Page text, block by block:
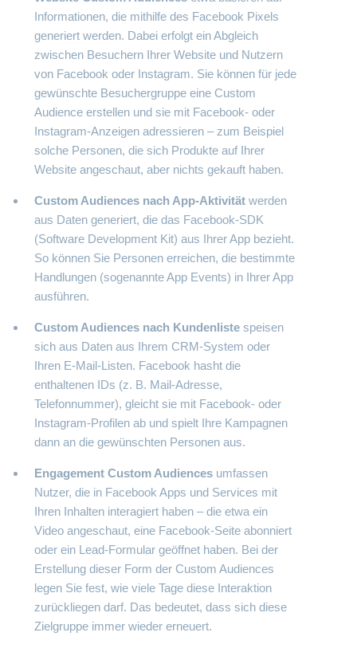
Informationen, die mithilfe des Facebook Pixels
generiert werden. Dabei erfolgt ein Abgleich
zwischen Besuchern Ihrer Website und Nutzern
von Facebook oder Instagram. Sie können für jede
gewünschte Besuchergruppe eine Custom
Audience erstellen und sie mit Facebook- oder
Instagram-Anzeigen adressieren – zum Beispiel
solche Personen, die sich Produkte auf Ihrer
Website angeschaut, aber nichts gekauft haben.
Custom Audiences nach App-Aktivität werden
aus Daten generiert, die das Facebook-SDK
(Software Development Kit) aus Ihrer App bezieht.
So können Sie Personen erreichen, die bestimmte
Handlungen (sogenannte App Events) in Ihrer App
ausführen.
Custom Audiences nach Kundenliste speisen
sich aus Daten aus Ihrem CRM-System oder
Ihren E-Mail-Listen. Facebook hasht die
enthaltenen IDs (z. B. Mail-Adresse,
Telefonnummer), gleicht sie mit Facebook- oder
Instagram-Profilen ab und spielt Ihre Kampagnen
dann an die gewünschten Personen aus.
Engagement Custom Audiences umfassen
Nutzer, die in Facebook Apps und Services mit
Ihren Inhalten interagiert haben – die etwa ein
Video angeschaut, eine Facebook-Seite abonniert
oder ein Lead-Formular geöffnet haben. Bei der
Erstellung dieser Form der Custom Audiences
legen Sie fest, wie viele Tage diese Interaktion
zurückliegen darf. Das bedeutet, dass sich diese
Zielgruppe immer wieder erneuert.